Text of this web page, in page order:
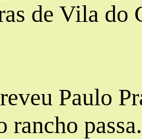
de Vila do
Paulo
rancho passa.